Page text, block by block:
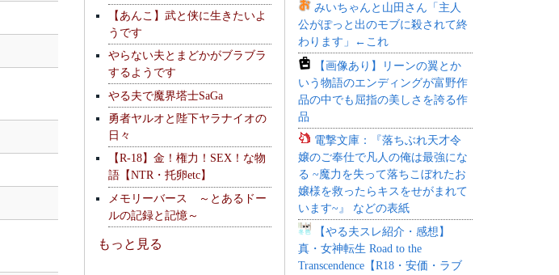
【あんこ】武と侠に生きたいよ
うです
やらない夫とまどかがブラブラ
するようです
やる夫で魔界塔士SaGa
勇者ヤルオと陛下ヤラナイオの
日々
【R-18】金！権力！SEX！な物
語【NTR・托卵etc】
メモリーバース ～とあるドー
ルの記録と記憶～
もっと見る
みいちゃんと山田さん「主人
公がぽっと出のモブに殺されて終
わります」←これ
【画像あり】リーンの翼とか
いう物語のエンディングが富野作
品の中でも屈指の美しさを誇る作
品
電撃文庫：『落ちぶれ天才令
嬢のご奉仕で凡人の俺は最強にな
る ~魔力を失って落ちこぼれたお
嬢様を救ったらキスをせがまれて
います~』 などの表紙
【やる夫スレ紹介・感想】
真・女神転生 Road to the
Transcendence【R18・安価・ラブ